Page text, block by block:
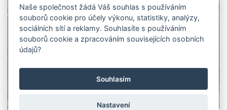
Naše společnost žádá Váš souhlas s používáním
souborů cookie pro účely výkonu, statistiky, analýzy,
sociálních sítí a reklamy. Souhlasíte s používáním
souborů cookie a zpracováním souvisejících osobních
údajů?
Souhlasím
Nastavení